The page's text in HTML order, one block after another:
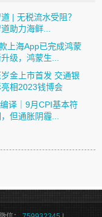
| 无税流水受阻？
助力海鲜...
上海App已完成鸿蒙
级，鸿蒙生...
金上市首发 交通银
相2023钱博会
译｜9月CPI基本符
但通胀阴霾...